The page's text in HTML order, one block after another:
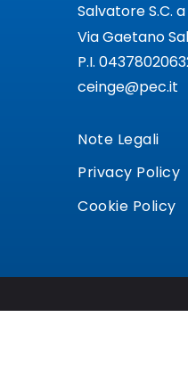
Salvatore S.C. a
Via Gaetano
P.I.
ceinge@pec.it
Note Legali
Privacy Policy
Cookie Policy